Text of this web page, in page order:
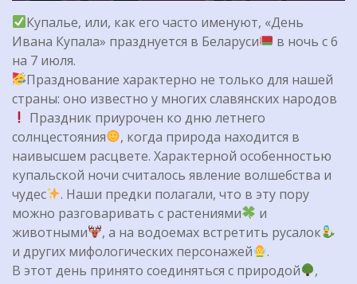
Купалье, или, как его часто именуют, «День
Ивана Купала» празднуется в Беларуси
в ночь с 6
на 7 июля.
Празднование характерно не только для нашей
страны: оно известно у многих славянских народов
Праздник приурочен ко дню летнего
солнцестояния
, когда природа находится в
наивысшем расцвете. Характерной особенностью
купальской ночи считалось явление волшебства и
чудес
. Наши предки полагали, что в эту пору
можно разговаривать с растениями
и
животными
, а на водоемах встретить русалок
и других мифологических персонажей
.
В этот день принято соединяться с природой
,